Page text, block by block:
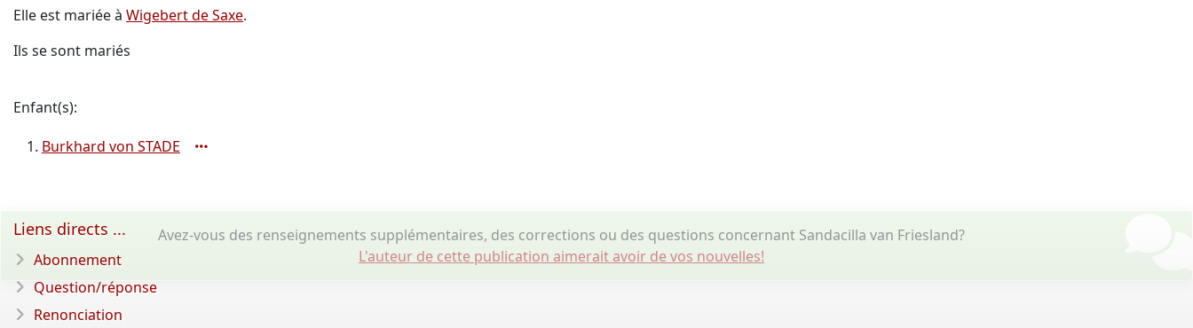
Elle est mariée à Wigebert de Saxe.
Ils se sont mariés
Enfant(s):
Burkhard von STADE
Avez-vous des renseignements supplémentaires, des corrections ou des questions concernant Sandacilla van Friesland?
L'auteur de cette publication aimerait avoir de vos nouvelles!
Liens directs ...
Abonnement
Question/réponse
Renonciation